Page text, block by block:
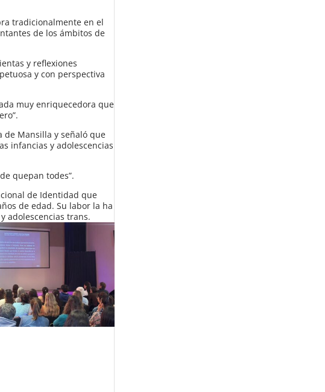
tradicionalmente en el
de los ámbitos de
y reflexiones
y con perspectiva
muy enriquecedora que
de Mansilla y señaló que
infancias y adolescencias
quepan todes”.
de Identidad que
de edad. Su labor la ha
adolescencias trans.